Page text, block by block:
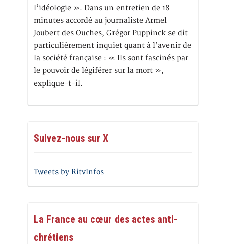
l’idéologie ». Dans un entretien de 18
minutes accordé au journaliste Armel
Joubert des Ouches, Grégor Puppinck se dit
particulièrement inquiet quant à l’avenir de
la société française : « Ils sont fascinés par
le pouvoir de légiférer sur la mort »,
explique-t-il.
Suivez-nous sur X
Tweets by RitvInfos
La France au cœur des actes anti-
chrétiens